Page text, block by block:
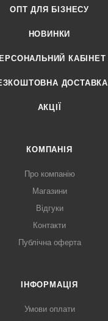
ОПТ ДЛЯ БІЗНЕСУ
НОВИНКИ
КАБІНЕТ
ДОСТАВКА
АКЦІЇ
КОМПАНІЯ
Про компанію
Магазини
Відгуки
Контакти
Публічна оферта
ІНФОРМАЦІЯ
Умови оплати